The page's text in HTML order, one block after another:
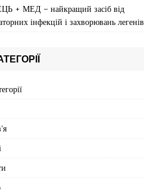
+ МЕД – найкращий засіб від
інфекцій і захворювань легенів